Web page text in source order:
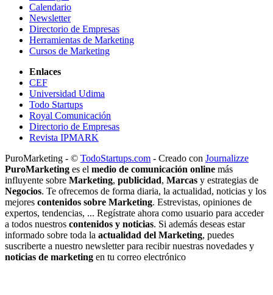
Calendario
Newsletter
Directorio de Empresas
Herramientas de Marketing
Cursos de Marketing
Enlaces
CEF
Universidad Udima
Todo Startups
Royal Comunicación
Directorio de Empresas
Revista IPMARK
PuroMarketing - © TodoStartups.com - Creado con Journalizze
PuroMarketing es el medio de comunicación online más
influyente sobre Marketing, publicidad, Marcas y estrategias de
Negocios. Te ofrecemos de forma diaria, la actualidad, noticias y los
mejores contenidos sobre Marketing. Estrevistas, opiniones de
expertos, tendencias, ... Regístrate ahora como usuario para acceder
a todos nuestros contenidos y noticias. Si además deseas estar
informado sobre toda la actualidad del Marketing, puedes
suscriberte a nuestro newsletter para recibir nuestras novedades y
noticias de marketing en tu correo electrónico